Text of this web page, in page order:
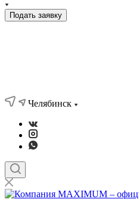
Подать заявку
Челябинск